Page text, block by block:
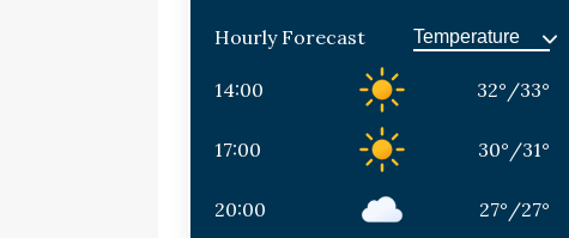
Hourly Forecast
14:00 32° /33°
17:00 30° /31°
20:00 27° /27°